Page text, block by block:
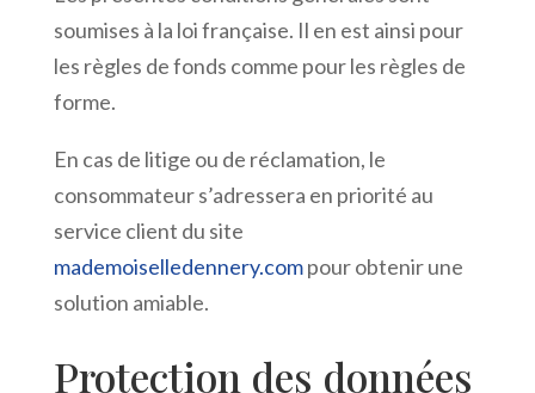
soumises à la loi française. Il en est ainsi pour
les règles de fonds comme pour les règles de
forme.
En cas de litige ou de réclamation, le
consommateur s’adressera en priorité au
service client du site
mademoiselledennery.compour obtenir une
solution amiable.
Protection des données